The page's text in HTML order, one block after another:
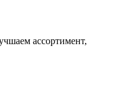
ассортимент,